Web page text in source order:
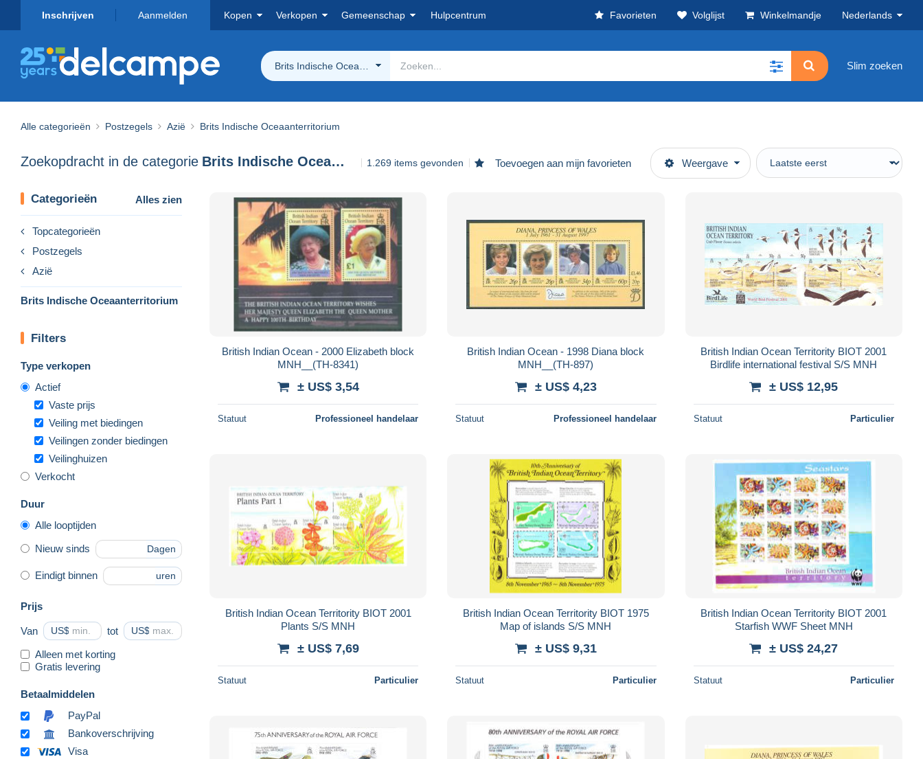
Inschrijven Aanmelden Kopen Verkopen Gemeenschap Hulpcentrum Favorieten Volglijst Winkelmandje Nederlands
Brits Indische Oceaanterritorium Slim zoeken
Alle categorieën Postzegels Azië Brits Indische Oceaanterritorium
Zoekopdracht in de categorie Brits Indische Oceaanterritorium 1.269 items gevonden Toevoegen aan mijn favorieten Weergave
Categorieën Alles zien
Topcategorieën
Postzegels
Azië
Brits Indische Oceaanterritorium
Filters
Type verkopen
Actief
Vaste prijs
Veiling met biedingen
Veilingen zonder biedingen
Veilinghuizen
Verkocht
Duur
Alle looptijden
Nieuw sinds Dagen
Eindigt binnen uren
Prijs
Van US$ tot US$
Alleen met korting
Gratis levering
Betaalmiddelen
PayPal
Bankoverschrijving
Visa
British Indian Ocean - 2000 Elizabeth block
MNH__(TH-8341)
± US$ 3,54
Statuut Professioneel handelaar
British Indian Ocean - 1998 Diana block
MNH__(TH-897)
± US$ 4,23
Statuut Professioneel handelaar
British Indian Ocean Territority BIOT 2001
Birdlife international festival S/S MNH
± US$ 12,95
Statuut Particulier
British Indian Ocean Territority BIOT 2001
Plants S/S MNH
± US$ 7,69
Statuut Particulier
British Indian Ocean Territority BIOT 1975
Map of islands S/S MNH
± US$ 9,31
Statuut Particulier
British Indian Ocean Territority BIOT 2001
Starfish WWF Sheet MNH
± US$ 24,27
Statuut Particulier